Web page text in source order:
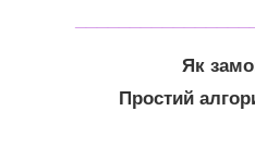
Як
Простий